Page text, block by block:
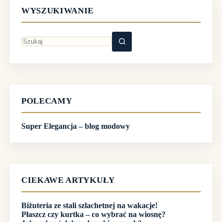
WYSZUKIWANIE
wyników
POLECAMY
Super Elegancja – blog modowy
CIEKAWE ARTYKUŁY
Biżuteria ze stali szlachetnej na wakacje!
Płaszcz czy kurtka – co wybrać na wiosnę?